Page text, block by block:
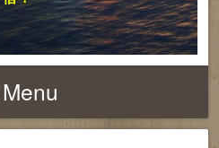
Menu